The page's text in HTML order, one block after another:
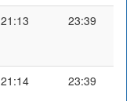
21:13 23:39
21:14 23:39